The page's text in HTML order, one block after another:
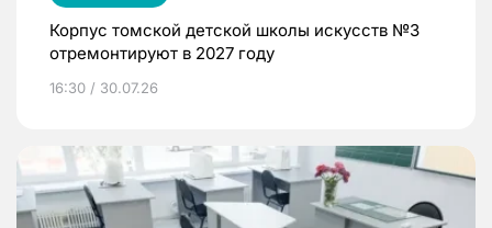
Корпус томской детской школы искусств №3
отремонтируют в 2027 году
16:30 / 30.07.26